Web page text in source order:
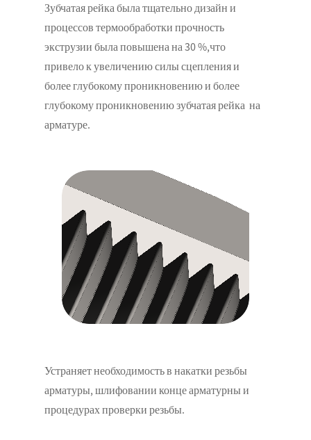
Зубчатая рейка была тщательно дизайн и
процессов термообработки прочность
экструзии была повышена на 30 %,что
привело к увеличению силы сцепления и
более глубокому проникновению и более
глубокому проникновению зубчатая рейка на
арматуре.
Устраняет необходимость в накатки резьбы
арматуры, шлифовании конце арматурны и
процедурах проверки резьбы.